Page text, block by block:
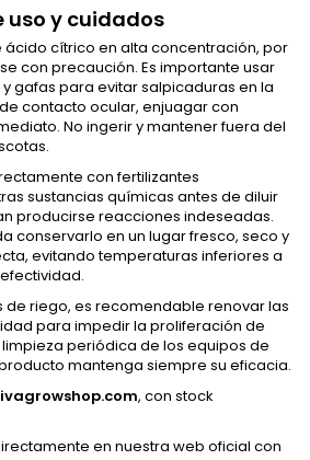
uso y cuidados
ácido cítrico en alta concentración, por
con precaución. Es importante usar
gafas para evitar salpicaduras en la
contacto ocular, enjuagar con
No ingerir y mantener fuera del
con fertilizantes
sustancias químicas antes de diluir
producirse reacciones indeseadas.
conservarlo en un lugar fresco, seco y
evitando temperaturas inferiores a
de riego, es recomendable renovar las
para impedir la proliferación de
periódica de los equipos de
mantenga siempre su eficacia.
, con stock
en nuestra web oficial con